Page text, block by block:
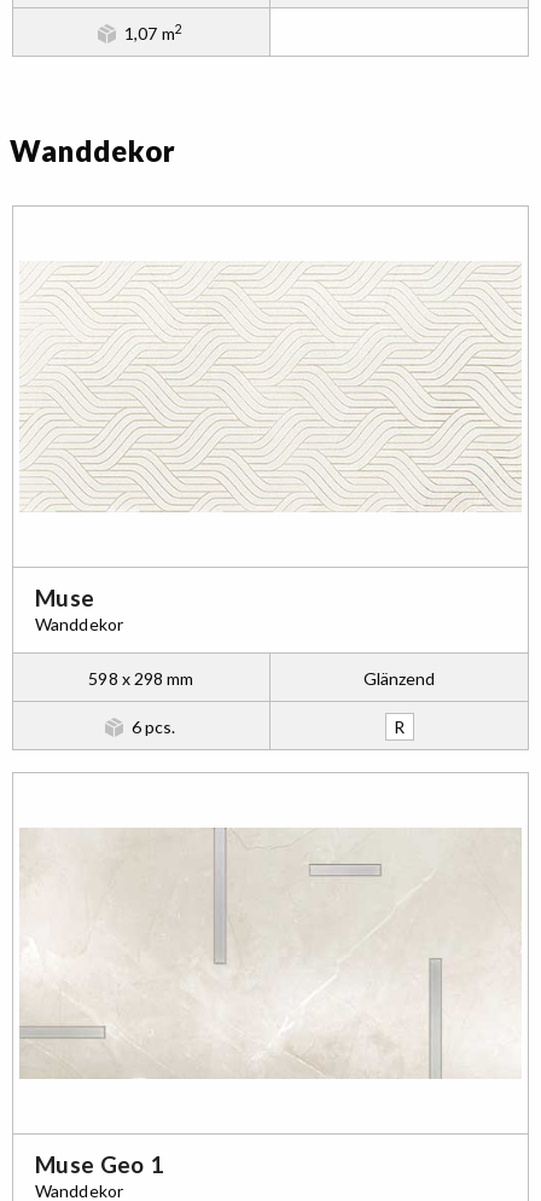
1,07 m2
Wanddekor
Muse
Wanddekor
598 x 298 mm Glänzend
6 pcs. R
Muse Geo 1
Wanddekor